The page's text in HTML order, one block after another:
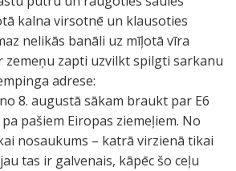
kalna virsotnē un klausoties
nelikās banāli uz mīļotā vīra
zapti uzvilkt spilgti sarkanu
adrese:
8. augustā sākam braukt par E6
pašiem Eiropas ziemeļiem. No
nosaukums – katrā virzienā tikai
tas ir galvenais, kāpēc šo ceļu